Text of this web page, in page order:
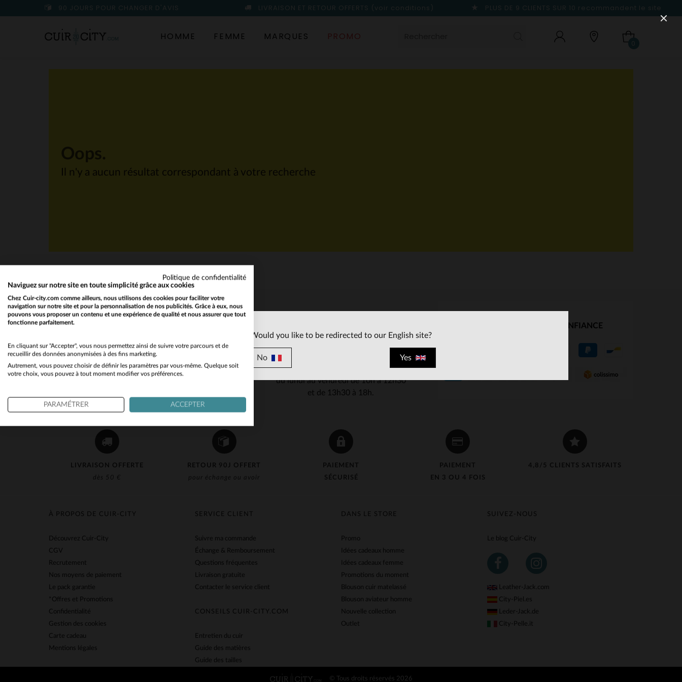
90 JOURS POUR CHANGER D'AVIS LIVRAISON ET RETOUR OFFERTS (voir conditions) PLUS DE 9 CLIENTS SUR 10 recommandent le site
HOMME FEMME MARQUES PROMO
0
Il n'y a aucun résultat correspondant à votre recherche
LIVRAISON OFFERTE
dès 50 €
RETOUR 90J OFFERT
pour échange ou avoir
PAIEMENT
SÉCURISÉ
PAIEMENT
EN 3 OU 4 FOIS
4,8/5 CLIENTS SATISFAITS
Recevez par mail nos promos
et bons plans !
au 03 59 08 80 80
contact@cuir-
du lundi au vendredi de 10h à 12h30
et de 13h30 à 18h.
NOS PARTENAIRES DE CONFIANCE
SUIVEZ-NOUS
Le blog Cuir-City
Leather-Jack.com
City-Piel.es
Leder-Jack.de
City-Pelle.it
SERVICE CLIENT
Suivre ma commande
Échange & Remboursement
Questions fréquentes
Livraison gratuite
Contacter le service client
CONSEILS CUIR-CITY.COM
Entretien du cuir
Guide des matières
Guide des tailles
DANS LE STORE
Promo
Idées cadeaux homme
Idées cadeaux femme
Promotions du moment
Blouson cuir matelassé
Blouson aviateur homme
Nouvelle collection
Outlet
À PROPOS DE CUIR-CITY
Découvrez Cuir-City
CGV
Recrutement
Nos moyens de paiement
Le pack garantie
*Offres et Promotions
Confidentialité
Gestion des cookies
Carte cadeau
Mentions légales
© Tous droits réservés 2026
Would you like to be redirected to our English site?
No Yes
Politique de confidentialité
Naviguez sur notre site en toute simplicité grâce aux cookies
Chez Cuir-city.com comme ailleurs, nous utilisons des cookies pour faciliter votre
navigation sur notre site et pour la personnalisation de nos publicités. Grâce à eux, nous
pouvons vous proposer un contenu et une expérience de qualité et nous assurer que tout
fonctionne parfaitement.
En cliquant sur "Accepter", vous nous permettez ainsi de suivre votre parcours et de
recueillir des données anonymisées à des fins marketing.
Autrement, vous pouvez choisir de définir les paramètres par vous-même. Quelque soit
votre choix, vous pouvez à tout moment modifier vos préférences.
PARAMÉTRER ACCEPTER